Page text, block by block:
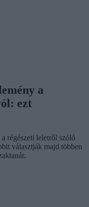
a
ezt
régészeti leletről szóló
választják majd többen